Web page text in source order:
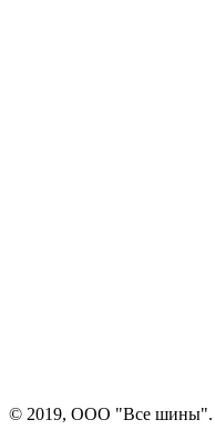
© 2019, ООО "Все шины".